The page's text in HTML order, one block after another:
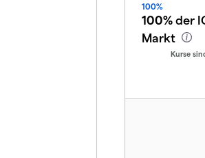
100%
100%der
Markt
Kurse